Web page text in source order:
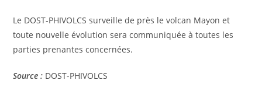
Le DOST-PHIVOLCS surveille de près le volcan Mayon et
toute nouvelle évolution sera communiquée à toutes les
parties prenantes concernées.
Source : DOST-PHIVOLCS